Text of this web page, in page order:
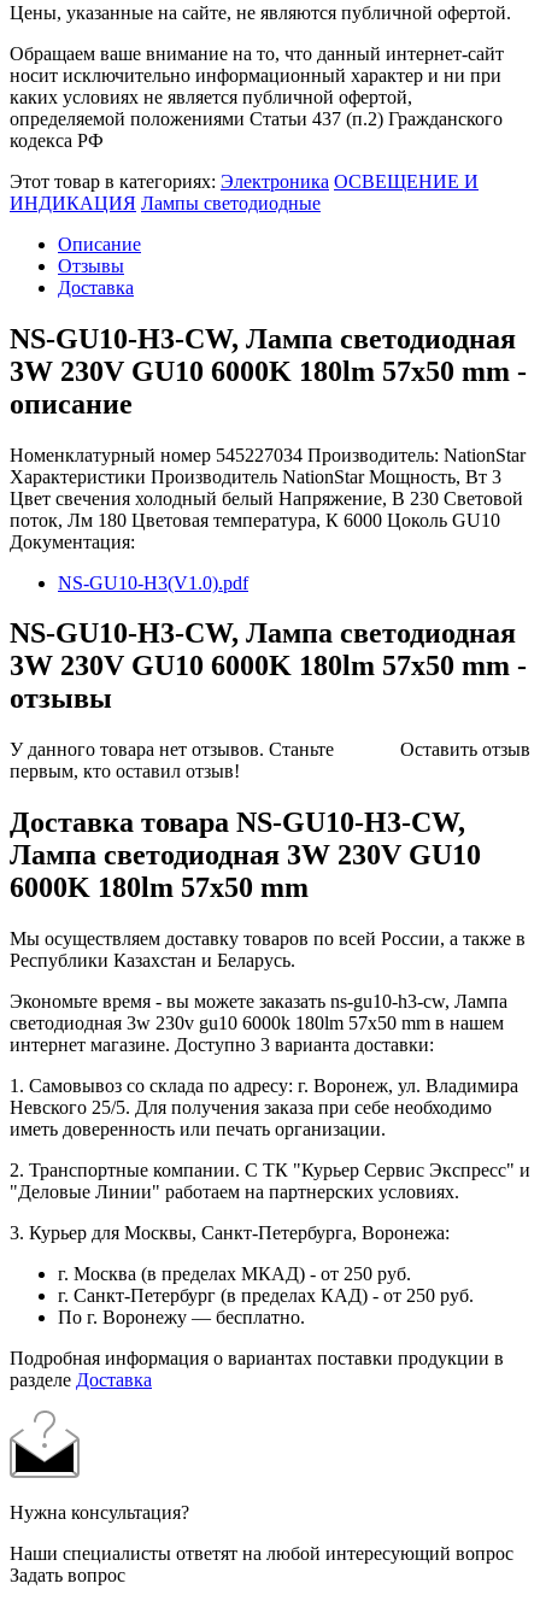
Цены, указанные на сайте, не являются публичной офертой.
Обращаем ваше внимание на то, что данный интернет-сайт
носит исключительно информационный характер и ни при
каких условиях не является публичной офертой,
определяемой положениями Статьи 437 (п.2) Гражданского
кодекса РФ
Этот товар в категориях: Электроника ОСВЕЩЕНИЕ И
ИНДИКАЦИЯ Лампы светодиодные
Описание
Отзывы
Доставка
NS-GU10-H3-CW, Лампа светодиодная
3W 230V GU10 6000K 180lm 57x50 mm -
описание
Номенклатурный номер 545227034 Производитель: NationStar
Характеристики Производитель NationStar Мощность, Вт 3
Цвет свечения холодный белый Напряжение, В 230 Световой
поток, Лм 180 Цветовая температура, К 6000 Цоколь GU10
Документация:
NS-GU10-H3(V1.0).pdf
NS-GU10-H3-CW, Лампа светодиодная
3W 230V GU10 6000K 180lm 57x50 mm -
отзывы
Оставить отзыв
У данного товара нет отзывов. Станьте
первым, кто оставил отзыв!
Доставка товара NS-GU10-H3-CW,
Лампа светодиодная 3W 230V GU10
6000K 180lm 57x50 mm
Мы осуществляем доставку товаров по всей России, а также в
Республики Казахстан и Беларусь.
Экономьте время - вы можете заказать ns-gu10-h3-cw, Лампа
светодиодная 3w 230v gu10 6000k 180lm 57x50 mm в нашем
интернет магазине. Доступно 3 варианта доставки:
1. Самовывоз со склада по адресу: г. Воронеж, ул. Владимира
Невского 25/5. Для получения заказа при себе необходимо
иметь доверенность или печать организации.
2. Транспортные компании. С ТК "Курьер Сервис Экспресс" и
"Деловые Линии" работаем на партнерских условиях.
3. Курьер для Москвы, Санкт-Петербурга, Воронежа:
г. Москва (в пределах МКАД) - от 250 руб.
г. Санкт-Петербург (в пределах КАД) - от 250 руб.
По г. Воронежу — бесплатно.
Подробная информация о вариантах поставки продукции в
разделе Доставка
Нужна консультация?
Наши специалисты ответят на любой интересующий вопрос
Задать вопрос